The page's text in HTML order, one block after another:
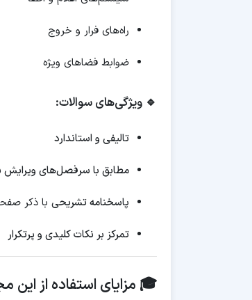
راه‌های فرار و خروج
ضوابط فضاهای ویژه
🔹 ویژگی‌های سوالات:
تالیفی و استاندارد
مطابق با سرفصل‌های ویرایش ۱۳۹۵
پاسخنامه تشریحی با ذکر
تمرکز بر نکات کلیدی و پرتکرار
🎓 مزایای استفاده از این